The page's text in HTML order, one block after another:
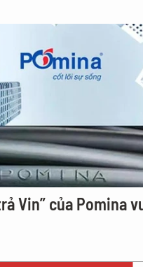
Vin” của Pomina